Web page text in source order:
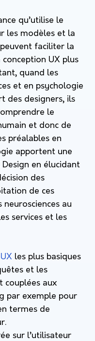
qu’utilise le
les modèles et la
faciliter la
UX plus
quand les
et en psychologie
des designers, ils
le
et donc de
préalables en
apportent une
en élucidant
des
de ces
neurosciences au
services et les
les plus basiques
et les
couplées aux
par exemple pour
termes de
sur l’utilisateur